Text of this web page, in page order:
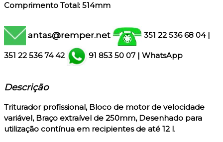
Comprimento Total: 514mm
antas@remper.net 351 22 536 68 04 |
351 22 536 74 42 91 853 50 07 | WhatsApp
Descrição
Triturador profissional, Bloco de motor de velocidade
variável, Braço extraível de 250mm, Desenhado para
utilização contínua em recipientes de até 12 l.